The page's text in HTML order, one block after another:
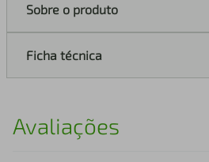
Sobre o produto
Ficha técnica
Avaliações